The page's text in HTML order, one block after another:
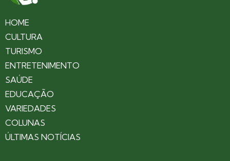
HOME
CULTURA
TURISMO
ENTRETENIMENTO
SAÚDE
EDUCAÇÃO
VARIEDADES
COLUNAS
ÚLTIMAS NOTÍCIAS